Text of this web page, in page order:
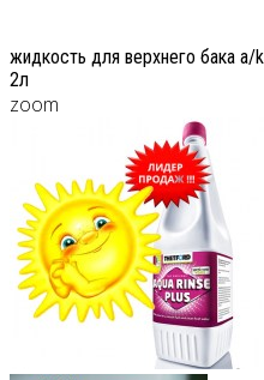
жидкость для верхнего бака a/
2л
zoom